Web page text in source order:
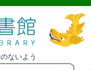
ないよう